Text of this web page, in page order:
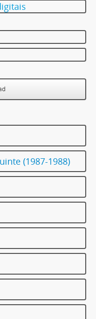
(1987-1988)